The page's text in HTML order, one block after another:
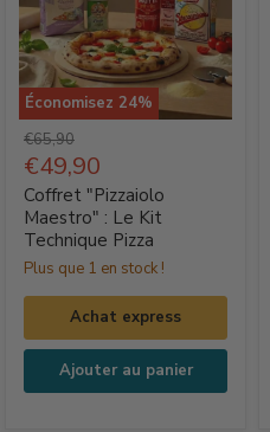
Économisez 24%
Coffret
"Pizzaiolo
Maestro"
Le
Kit
Technique
Pizza
Prix
d'origine
€65,90
Prix
actuel
€49,90
Coffret "Pizzaiolo
Maestro" : Le Kit
Technique Pizza
Plus que 1 en stock !
Achat express
Ajouter au panier